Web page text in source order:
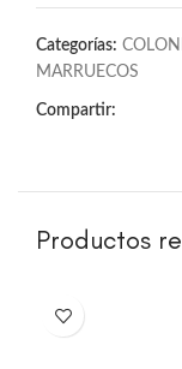
Categorías:
MARRUECOS
Compartir:
Productos